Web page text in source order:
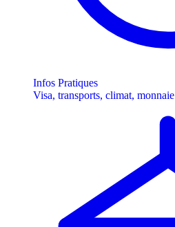
Infos Pratiques
Visa, transports, climat, monnaie